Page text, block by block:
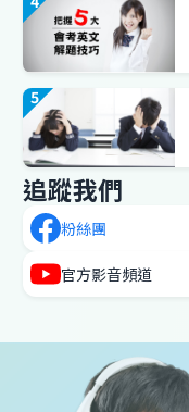
追蹤我們
粉絲團
官方影音頻道